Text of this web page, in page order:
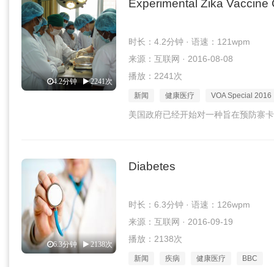
4.2分钟 2241次
Experimental Zika Vaccine
时长：4.2分钟 · 语速：121wpm
来源：互联网 · 2016-08-08
播放：2241次
新闻 健康医疗 VOA Special 2016
美国政府已经开始对一种旨在预防寨
6.3分钟 2138次
Diabetes
时长：6.3分钟 · 语速：126wpm
来源：互联网 · 2016-09-19
播放：2138次
新闻 疾病 健康医疗 BBC